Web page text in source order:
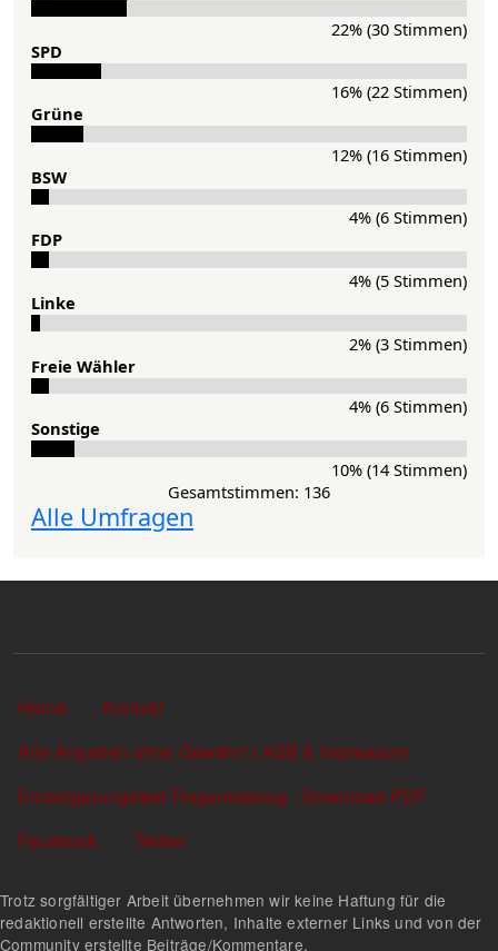
22% (30 Stimmen)
SPD
16% (22 Stimmen)
Grü­ne
12% (16 Stimmen)
BSW
4% (6 Stimmen)
FDP
4% (5 Stimmen)
Lin­ke
2% (3 Stimmen)
Freie Wähler
4% (6 Stimmen)
Sonstige
10% (14 Stimmen)
Gesamtstimmen: 136
Alle Umfragen
Sekundärlinks
Home
Kontakt
Alle Angaben ohne Gewähr! | AGB & Impressum
Einbürgerungstest Fragenkatalog - Download PDF
Facebook
Twitter
Trotz sorgfältiger Arbeit übernehmen wir keine Haftung für die
redaktionell erstellte Antworten, Inhalte externer Links und von der
Community erstellte Beiträge/Kommentare.